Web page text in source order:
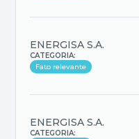
ENERGISA S.A.
CATEGORIA:
Fato relevante
ENERGISA S.A.
CATEGORIA: